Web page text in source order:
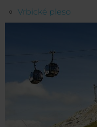
Vrbické pleso